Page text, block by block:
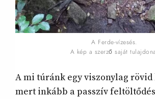
A Ferde-vízesés.
A kép a szerző saját
A mi túránk egy viszonylag
mert inkább a passzív